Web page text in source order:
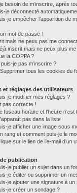
besoin de m’inscrire, après
je déconnecté
je empêcher l’apparition de
mot de passe !
mais ne peux pas me
inscrit mais ne peux plus
la COPPA ?
je pas m’inscrire ?
tous les cookies du
et réglages des utilisateurs
je modifier mes réglages ?
pas correcte !
fuseau horaire et l’heure
pas dans la liste !
je afficher une image sous
rang et comment puis-je le
sur le lien de l’e-mail d’un
publication
je publier un sujet dans un
je éditer ou supprimer un
je ajouter une signature à un
je créer un sondage ?